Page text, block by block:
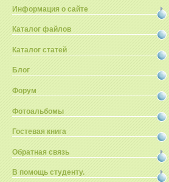
Информация о сайте
Каталог файлов
Каталог статей
Блог
Форум
Фотоальбомы
Гостевая книга
Обратная связь
В помощь студенту.